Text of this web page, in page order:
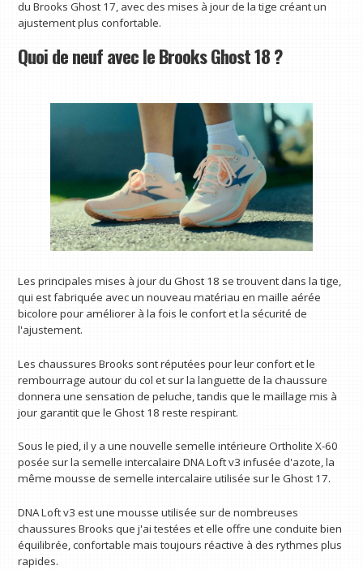
du Brooks Ghost 17, avec des mises à jour de la tige créant un
ajustement plus confortable.
Quoi de neuf avec le Brooks Ghost 18 ?
Les principales mises à jour du Ghost 18 se trouvent dans la tige,
qui est fabriquée avec un nouveau matériau en maille aérée
bicolore pour améliorer à la fois le confort et la sécurité de
l'ajustement.
Les chaussures Brooks sont réputées pour leur confort et le
rembourrage autour du col et sur la languette de la chaussure
donnera une sensation de peluche, tandis que le maillage mis à
jour garantit que le Ghost 18 reste respirant.
Sous le pied, il y a une nouvelle semelle intérieure Ortholite X-60
posée sur la semelle intercalaire DNA Loft v3 infusée d'azote, la
même mousse de semelle intercalaire utilisée sur le Ghost 17.
DNA Loft v3 est une mousse utilisée sur de nombreuses
chaussures Brooks que j'ai testées et elle offre une conduite bien
équilibrée, confortable mais toujours réactive à des rythmes plus
rapides.